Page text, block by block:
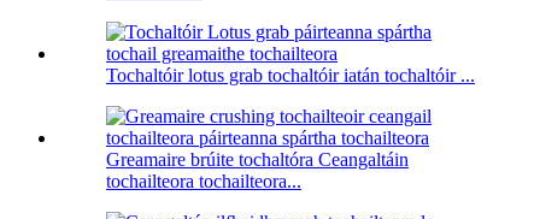
Tochaltóir lotus grab tochaltóir iatán tochaltóir ...
Greamaire brúite tochaltóra Ceangaltáin
tochailteora tochailteora...